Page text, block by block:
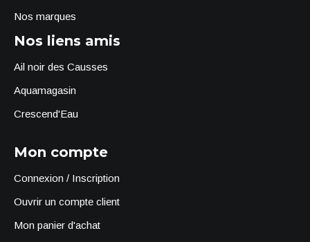
Nos marques
Nos liens amis
Ail noir des Causses
Aquamagasin
Crescend'Eau
Mon compte
Connexion / Inscription
Ouvrir un compte client
Mon panier d'achat